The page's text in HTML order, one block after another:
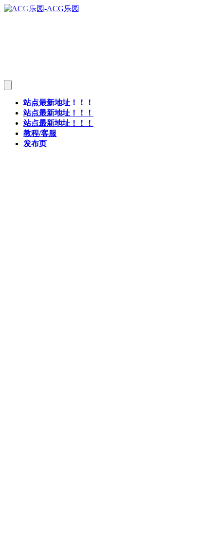
站点最新地址！！！
站点最新地址！！！
站点最新地址！！！
教程/客服
发布页